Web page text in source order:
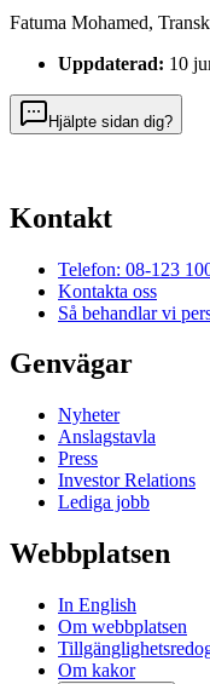
Fatuma Mohamed,
Uppdaterad: 10
Hjälpte sidan dig?
Kontakt
Telefon: 08-123
Kontakta oss
Så behandlar vi
Genvägar
Nyheter
Anslagstavla
Press
Investor Relations
Lediga jobb
Webbplatsen
In English
Om webbplatsen
Om kakor